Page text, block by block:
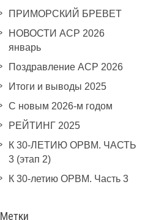
ПРИМОРСКИЙ БРЕВЕТ
НОВОСТИ АСР 2026
январь
Поздравление АСР 2026
Итоги и выводы 2025
С новым 2026-м годом
РЕЙТИНГ 2025
К 30-ЛЕТИЮ ОРВМ. ЧАСТЬ
3 (этап 2)
К 30-летию ОРВМ. Часть 3
Метки